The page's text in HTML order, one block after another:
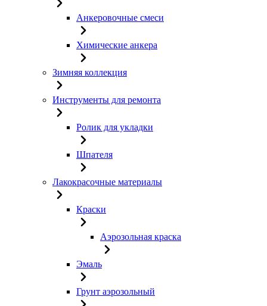
Анкеровочные смеси
Химические анкера
Зимняя коллекция
Инструменты для ремонта
Ролик для укладки
Шпателя
Лакокрасочные материалы
Краски
Аэрозольная краска
Эмаль
Грунт аэрозольный